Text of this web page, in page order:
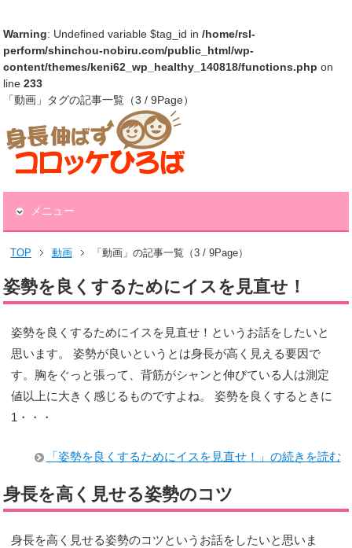
Warning: Undefined variable $tag_id in/home/rsl-
perform/shinchou-nobiru.com/public_html/wp-
content/themes/keni62_wp_healthy_140818/functions.php on
line233
「動画」タグの記事一覧（3 / 9Page）
メニュー
TOP 動画 「動画」の記事一覧（3 / 9Page）
姿勢を良くするためにイスを見直せ！
姿勢を良くするためにイスを見直せ！というお話をしたいと
思います。 姿勢が良いというとは身長が高く見える要因で
す。胸をぐっと張って、背筋がシャンと伸びている人は測定
値以上に大きく感じるものですよね。 姿勢を良くするときに
1・・・
「姿勢を良くするためにイスを見直せ！」の続きを読む
身長を高く見せる姿勢のコツ
身長を高く見せる姿勢のコツというお話をしたいと思いま